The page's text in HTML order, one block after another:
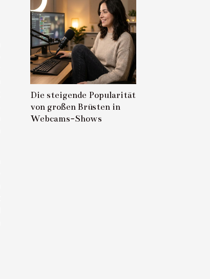
Die steigende Popularität
von großen Brüsten in
Webcams-Shows